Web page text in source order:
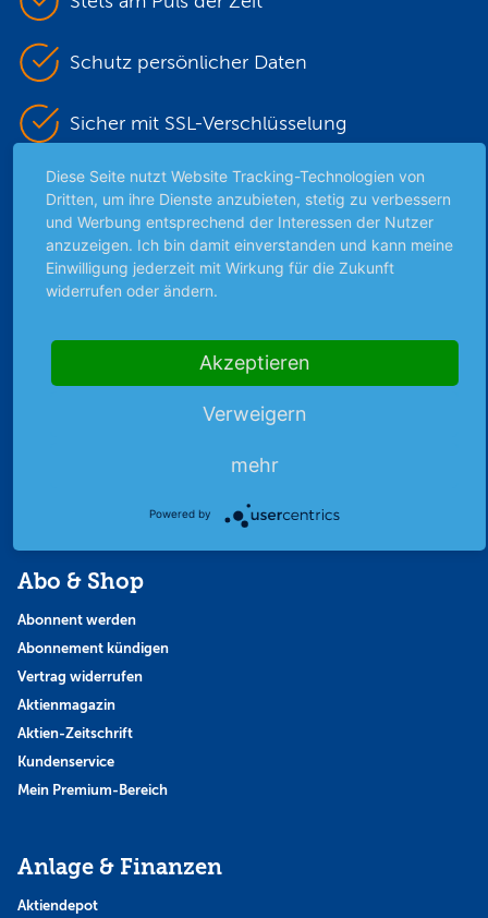
Schutz persönlicher Daten
Sicher mit SSL-Verschlüsselung
Highlights
Archiv
Börsenbericht
Favoriten
Abo & Shop
Abonnent werden
Abonnement kündigen
Vertrag widerrufen
Aktienmagazin
Aktien-Zeitschrift
Kundenservice
Mein Premium-Bereich
Anlage & Finanzen
Aktiendepot
Diese Seite nutzt Website Tracking-Technologien von
Dritten, um ihre Dienste anzubieten, stetig zu verbessern
und Werbung entsprechend der Interessen der Nutzer
anzuzeigen. Ich bin damit einverstanden und kann meine
Einwilligung jederzeit mit Wirkung für die Zukunft
widerrufen oder ändern.
Akzeptieren
Verweigern
mehr
Powered by